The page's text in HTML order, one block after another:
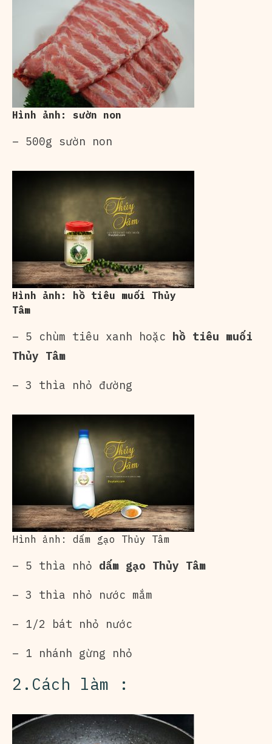
Hình ảnh: sườn non
– 500g sườn non
Hình ảnh: hồ tiêu muối Thủy
Tâm
– 5 chùm tiêu xanh hoặc hồ tiêu muối
Thủy Tâm
– 3 thìa nhỏ đường
Hình ảnh: dấm gạo Thủy Tâm
– 5 thìa nhỏ dấm gạo Thủy Tâm
– 3 thìa nhỏ nước mắm
– 1/2 bát nhỏ nước
– 1 nhánh gừng nhỏ
2.Cách làm :